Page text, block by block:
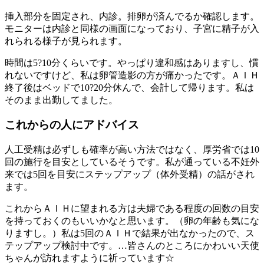
挿入部分を固定され、内診。排卵が済んでるか確認します。
モニターは内診と同様の画面になっており、子宮に精子が入
れられる様子が見られます。
時間は5?10分くらいです。やっぱり違和感はありますし、慣
れないですけど、私は卵管造影の方が痛かったです。ＡＩＨ
終了後はベッドで10?20分休んで、会計して帰ります。私は
そのまま出勤してました。
これからの人にアドバイス
人工受精は必ずしも確率が高い方法ではなく、厚労省では10
回の施行を目安としているそうです。私が通っている不妊外
来では5回を目安にステップアップ（体外受精）の話がされ
ます。
これからＡＩＨに望まれる方は夫婦である程度の回数の目安
を持っておくのもいいかなと思います。（卵の年齢も気にな
りますし。）私は5回のＡＩＨで結果が出なかったので、ス
テップアップ検討中です。…皆さんのところにかわいい天使
ちゃんが訪れますように祈っています☆